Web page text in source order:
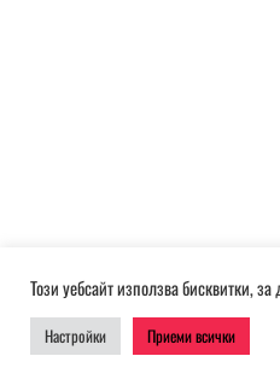
Този уебсайт използва бисквитки,
Настройки Приеми всички